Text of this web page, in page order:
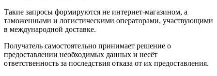
Такие запросы формируются не интернет-магазином, а
таможенными и логистическими операторами, участвующими
в международной доставке.
Получатель самостоятельно принимает решение о
предоставлении необходимых данных и несёт
ответственность за последствия отказа от их предоставления.